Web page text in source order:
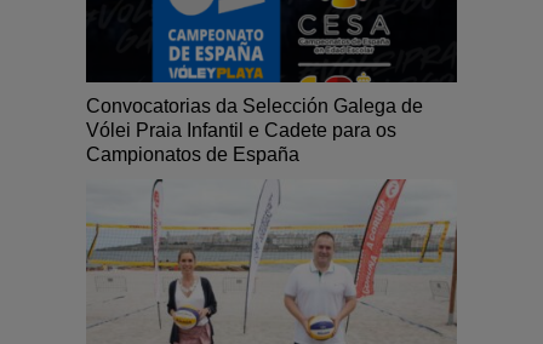
Convocatorias da Selección Galega de
Vólei Praia Infantil e Cadete para os
Campionatos de España